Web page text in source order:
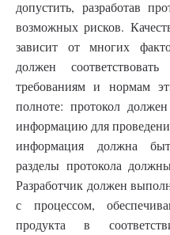
допустить, разработав
возможных рисков.
зависит от многих
должен
требованиям и нормам
полноте: протокол
информацию для
информация должна
разделы протокола
Разработчик должен
с процессом,
продукта в